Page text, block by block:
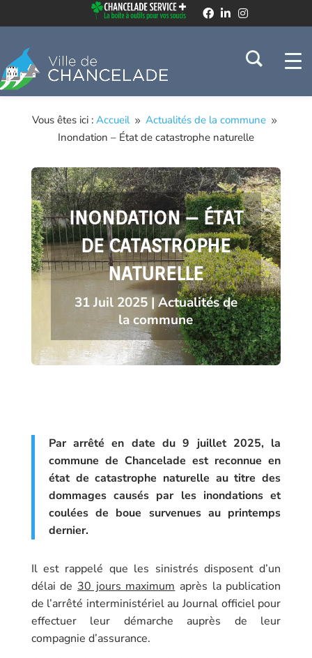
Vous êtes ici :Accueil 9 Actualités de la commune 9
Inondation – État de catastrophe naturelle
INONDATION – ÉTAT
DE CATASTROPHE
NATURELLE
31 Juil 2025| Actualités de
la commune
Par arrêté en date du 9 juillet 2025, la
commune de Chancelade est reconnue en
état de catastrophe naturelle au titre des
dommages causés par les inondations et
coulées de boue survenues au printemps
dernier.
Il est rappelé que les sinistrés disposent d’un
délai de 30 jours maximum après la publication
de l’arrêté interministériel au Journal officiel pour
effectuer leur démarche auprès de leur
compagnie d’assurance.